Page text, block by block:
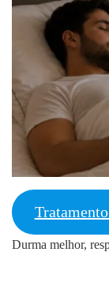
Durma melhor,